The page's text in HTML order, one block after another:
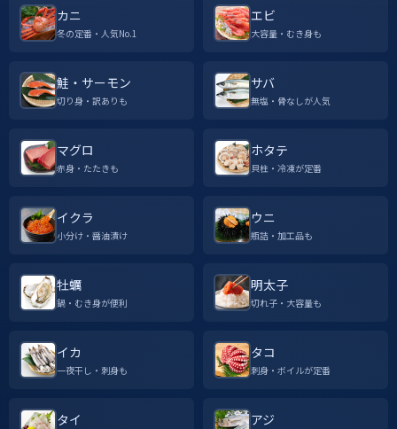
カニ
冬の定番・人気No.1
エビ
大容量・むき身も
鮭・サーモン
切り身・訳ありも
サバ
無塩・骨なしが人気
マグロ
赤身・たたきも
ホタテ
貝柱・冷凍が定番
イクラ
小分け・醤油漬け
ウニ
瓶詰・加工品も
牡蠣
鍋・むき身が便利
明太子
切れ子・大容量も
イカ
一夜干し・刺身も
タコ
刺身・ボイルが定番
タイ アジ